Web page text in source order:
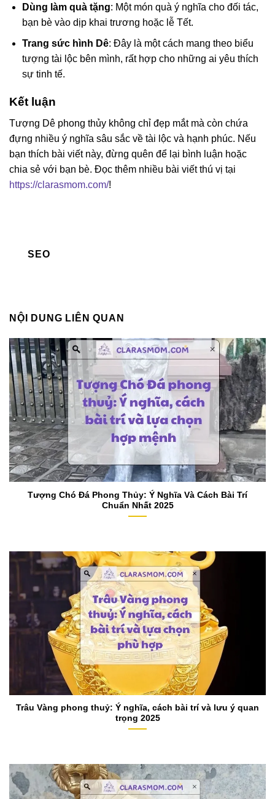
Dùng làm quà tặng: Một món quà ý nghĩa cho đối tác,
bạn bè vào dịp khai trương hoặc lễ Tết.
Trang sức hình Dê: Đây là một cách mang theo biểu
tượng tài lộc bên mình, rất hợp cho những ai yêu thích
sự tinh tế.
Kết luận
Tượng Dê phong thủy không chỉ đẹp mắt mà còn chứa
đựng nhiều ý nghĩa sâu sắc về tài lộc và hạnh phúc. Nếu
bạn thích bài viết này, đừng quên để lại bình luận hoặc
chia sẻ với bạn bè. Đọc thêm nhiều bài viết thú vị tại
https://clarasmom.com/!
SEO
NỘI DUNG LIÊN QUAN
Tượng Chó Đá Phong Thủy: Ý Nghĩa Và Cách Bài Trí
Chuẩn Nhất 2025
Trâu Vàng phong thuỷ: Ý nghĩa, cách bài trí và lưu ý quan
trọng 2025